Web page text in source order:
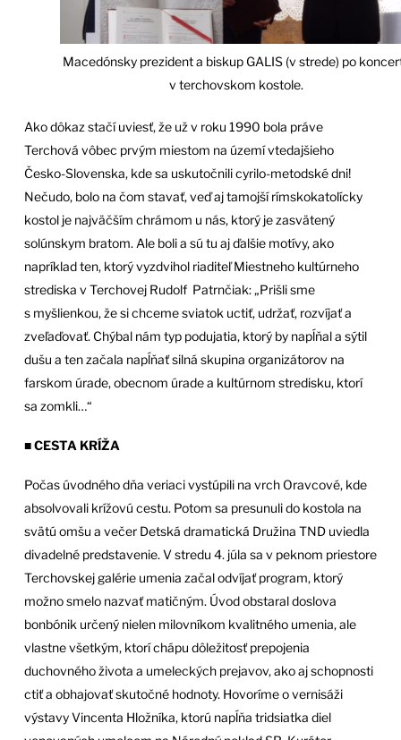
Macedónsky prezident a biskup GALIS (v strede) po
v terchovskom kostole.
Ako dôkaz stačí uviesť, že už v roku 1990 bola práve
Terchová vôbec prvým miestom na území vtedajšieho
Česko-Slovenska, kde sa uskutočnili cyrilo-metodské dni!
Nečudo, bolo na čom stavať, veď aj tamojší rímskokatolícky
kostol je najväčším chrámom u nás, ktorý je zasvätený
solúnskym bratom. Ale boli a sú tu aj ďalšie motívy, ako
napríklad ten, ktorý vyzdvihol riaditeľ Miestneho kultúrneho
strediska v Terchovej Rudolf Patrnčiak: „Prišli sme
s myšlienkou, že si chceme sviatok uctiť, udržať, rozvíjať a
zveľaďovať. Chýbal nám typ podujatia, ktorý by napĺňal a sýtil
dušu a ten začala napĺňať silná skupina organizátorov na
farskom úrade, obecnom úrade a kultúrnom stredisku, ktorí
sa zomkli…“
■CESTA KRÍŽA
Počas úvodného dňa veriaci vystúpili na vrch Oravcové, kde
absolvovali krížovú cestu. Potom sa presunuli do kostola na
svätú omšu a večer Detská dramatická Družina TND uviedla
divadelné predstavenie. V stredu 4. júla sa v peknom priestore
Terchovskej galérie umenia začal odvíjať program, ktorý
možno smelo nazvať matičným. Úvod obstaral doslova
bonbónik určený nielen milovníkom kvalitného umenia, ale
vlastne všetkým, ktorí chápu dôležitosť prepojenia
duchovného života a umeleckých prejavov, ako aj schopnosti
ctiť a obhajovať skutočné hodnoty. Hovoríme o vernisáži
výstavy Vincenta Hložníka, ktorú napĺňa tridsiatka diel